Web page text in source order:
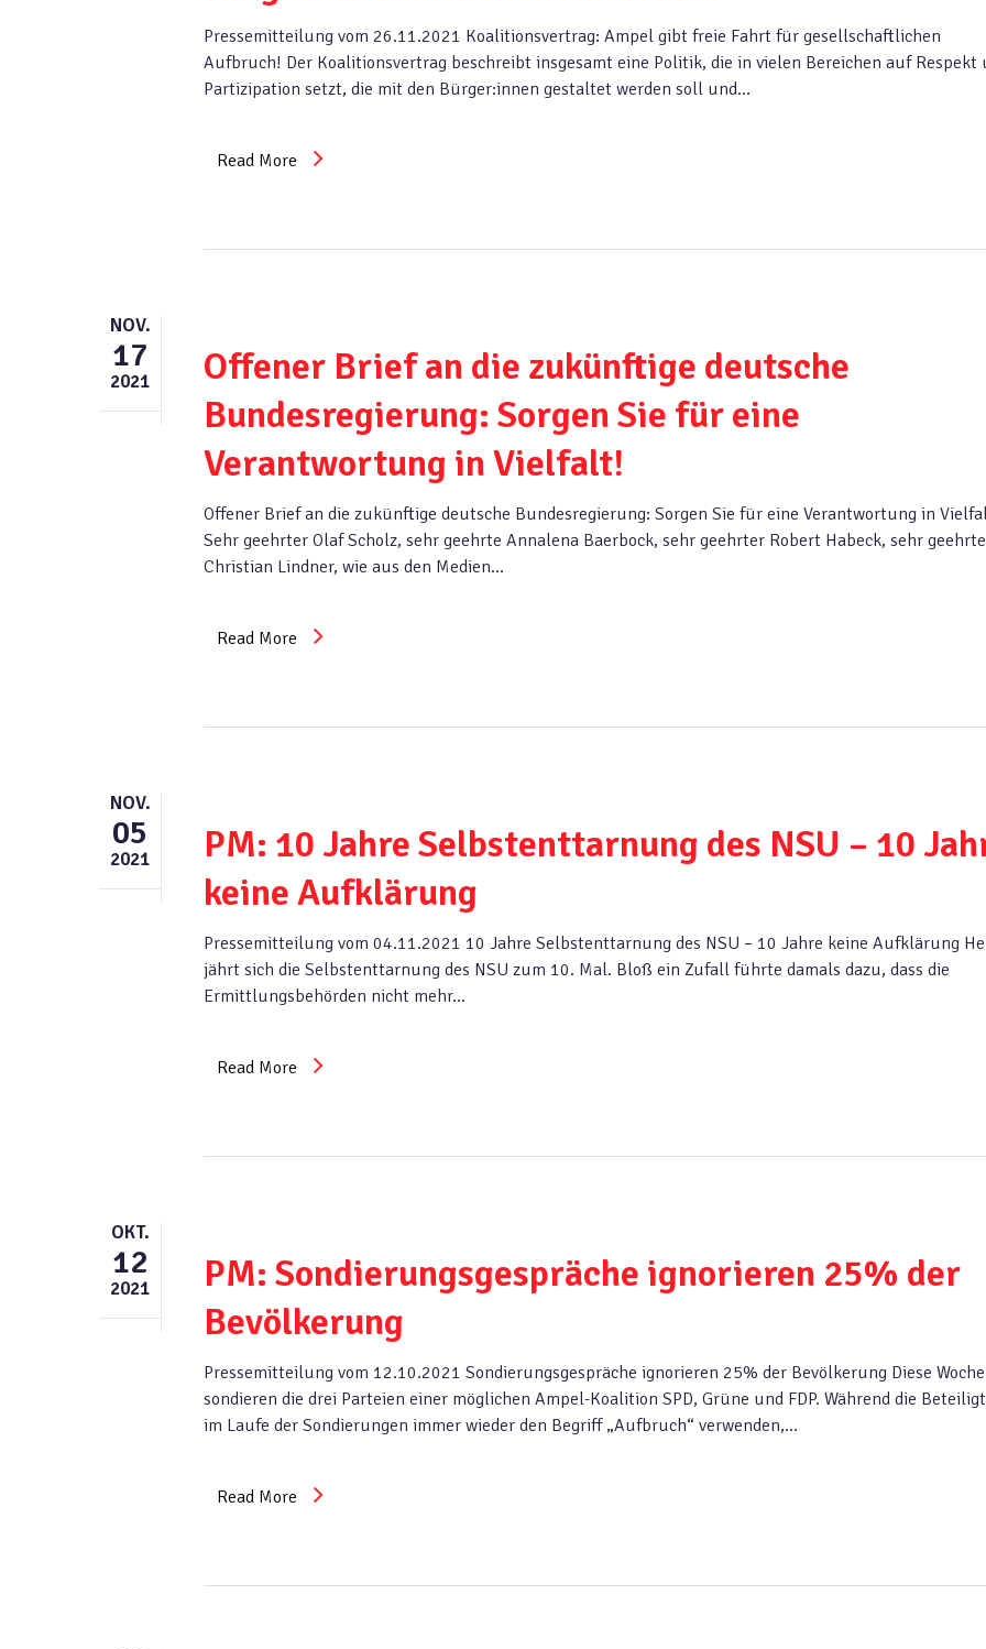
Pressemitteilung vom 26.11.2021 Koalitionsvertrag: Ampel gibt freie Fahrt für gesellschaftlichen
Aufbruch! Der Koalitionsvertrag beschreibt insgesamt eine Politik, die in vielen Bereichen auf Respekt
Partizipation setzt, die mit den Bürger:innen gestaltet werden soll und…
Read More
NOV.
17
2021
Offener Brief an die zukünftige deutsche
Bundesregierung: Sorgen Sie für eine
Verantwortung in Vielfalt!
Offener Brief an die zukünftige deutsche Bundesregierung: Sorgen Sie für eine Verantwortung in
Sehr geehrter Olaf Scholz, sehr geehrte Annalena Baerbock, sehr geehrter Robert Habeck, sehr
Christian Lindner, wie aus den Medien…
Read More
NOV.
05
2021
PM: 10 Jahre Selbstenttarnung des NSU – 10
keine Aufklärung
Pressemitteilung vom 04.11.2021 10 Jahre Selbstenttarnung des NSU – 10 Jahre keine Aufklärung
jährt sich die Selbstenttarnung des NSU zum 10. Mal. Bloß ein Zufall führte damals dazu, dass die
Ermittlungsbehörden nicht mehr…
Read More
OKT.
12
2021
PM: Sondierungsgespräche ignorieren 25% der
Bevölkerung
Pressemitteilung vom 12.10.2021 Sondierungsgespräche ignorieren 25% der Bevölkerung Diese Woche
sondieren die drei Parteien einer möglichen Ampel-Koalition SPD, Grüne und FDP. Während die
im Laufe der Sondierungen immer wieder den Begriff „Aufbruch“ verwenden,…
Read More